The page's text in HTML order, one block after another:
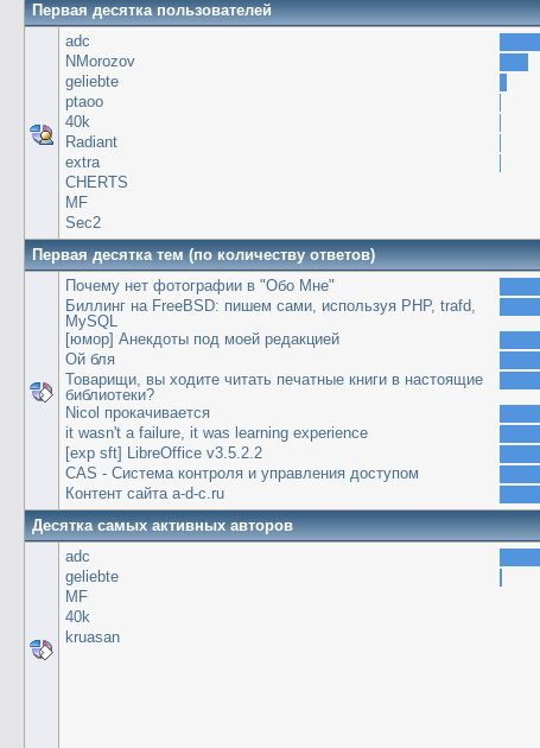
Первая десятка пользователей
adc
NMorozov
geliebte
ptaoo
40k
Radiant
extra
CHERTS
MF
Sec2
Первая десятка тем (по количеству ответов)
Почему нет фотографии в "Обо Мне"
Биллинг на FreeBSD: пишем сами, используя PHP, trafd,
MySQL
[юмор] Анекдоты под моей редакцией
Ой бля
Товарищи, вы ходите читать печатные книги в настоящие
библиотеки?
Nicol прокачивается
it wasn't a failure, it was learning experience
[exp sft] LibreOffice v3.5.2.2
CAS - Система контроля и управления доступом
Контент сайта a-d-c.ru
Десятка самых активных авторов
adc
geliebte
MF
40k
kruasan